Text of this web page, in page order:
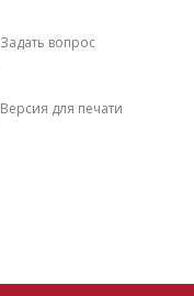
Задать вопрос
Версия для печати